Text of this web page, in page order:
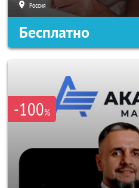
Россия
Бесплатно
-100%